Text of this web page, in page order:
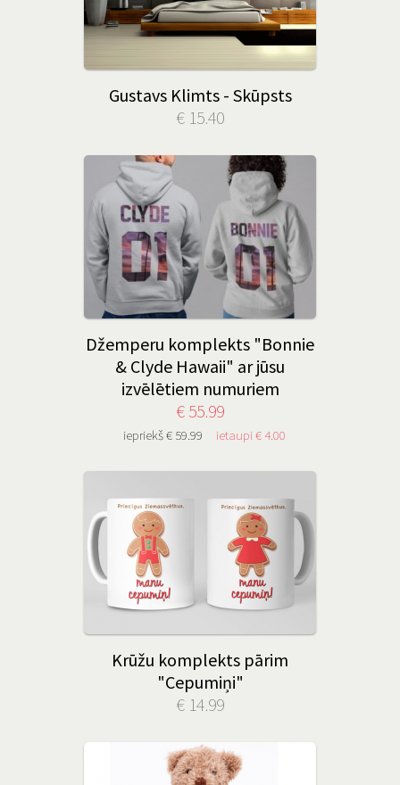
Gustavs Klimts - Skūpsts
€ 15.40
Džemperu komplekts "Bonnie
& Clyde Hawaii" ar jūsu
izvēlētiem numuriem
€ 55.99
iepriekš € 59.99 ietaupi € 4.00
Krūžu komplekts pārim
"Cepumiņi"
€ 14.99